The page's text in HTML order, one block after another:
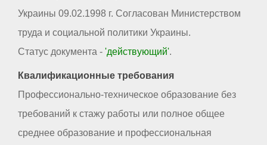
Украины 09.02.1998 г. Согласован Министерством
труда и социальной политики Украины.
Статус документа - 'действующий'.
Квалификационные требования
Профессионально-техническое образование без
требований к стажу работы или полное общее
среднее образование и профессиональная